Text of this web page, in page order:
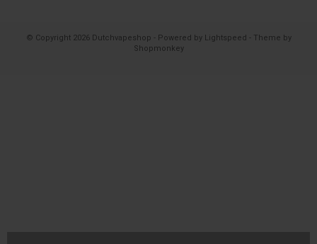
© Copyright 2026 Dutchvapeshop - Powered by Lightspeed - Theme by
Shopmonkey